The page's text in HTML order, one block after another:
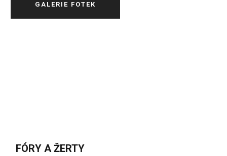
GALERIE FOTEK
FÓRY A ŽERTY